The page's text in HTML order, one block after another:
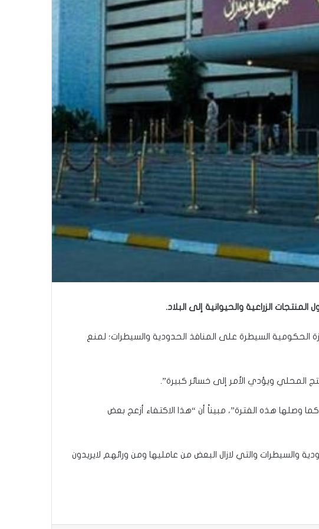
الزراعية والحيوانية إلى البلاد.
الحكومية السيطرة على المنافذ الحدودية والسيطرات؛ لمنع
المحلي ويؤدي الأمر إلى خسائر كبيرة”.
كما وصلها هذه الفترة”، مبيناً أن “هذا الاكتفاء أزعج بعض
والسيطرات والتي لازال البعض من عامليها ومن ورائهم لايريدون